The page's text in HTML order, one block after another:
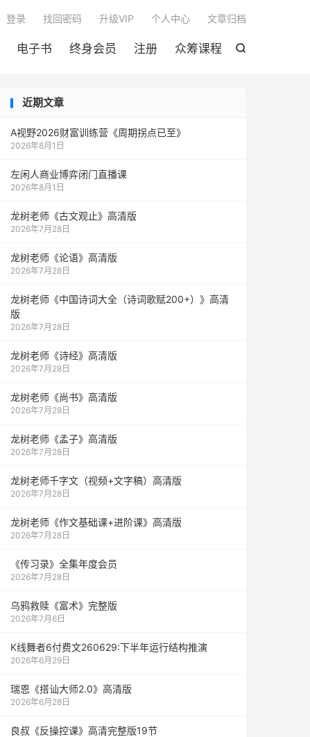

电子书 终身会员 注册 众筹课程
登录 找回密码 升级VIP 个人中心 文章归档
近期文章
A视野2026财富训练营《周期拐点已至》
2026年8月1日
左闲人商业博弈闭门直播课
2026年8月1日
龙树老师《古文观止》高清版
2026年7月28日
龙树老师《论语》高清版
2026年7月28日
龙树老师《中国诗词大全（诗词歌赋200+）》高清
版
2026年7月28日
龙树老师《诗经》高清版
2026年7月28日
龙树老师《尚书》高清版
2026年7月28日
龙树老师《孟子》高清版
2026年7月28日
龙树老师千字文（视频+文字稿）高清版
2026年7月28日
龙树老师《作文基础课+进阶课》高清版
2026年7月28日
《传习录》全集年度会员
2026年7月28日
乌鸦救赎《富术》完整版
2026年7月6日
K线舞者6付费文260629:下半年运行结构推演
2026年6月29日
瑞恩《搭讪大师2.0》高清版
2026年6月28日
良叔《反操控课》高清完整版19节